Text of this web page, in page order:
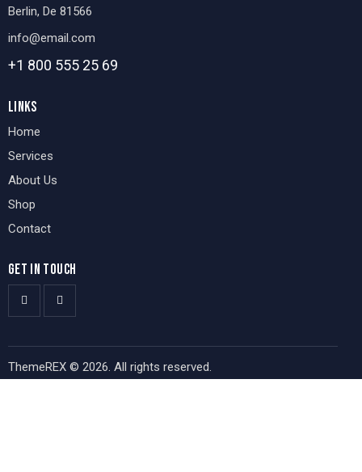
Berlin, De 81566
info@email.com
+1 800 555 25 69
LINKS
Home
Services
About Us
Shop
Contact
GET IN TOUCH
ThemeREX © 2026. All rights reserved.